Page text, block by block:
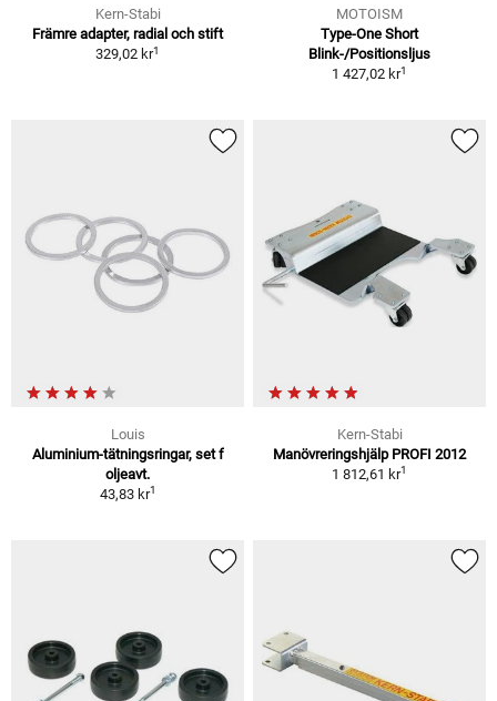
Kern-Stabi
Främre adapter, radial och stift
329,02 kr1
MOTOISM
Type-One Short
Blink-/Positionsljus
1 427,02 kr1
Louis
Aluminium-tätningsringar, set f
oljeavt.
43,83 kr1
Kern-Stabi
Manövreringshjälp PROFI 2012
1 812,61 kr1